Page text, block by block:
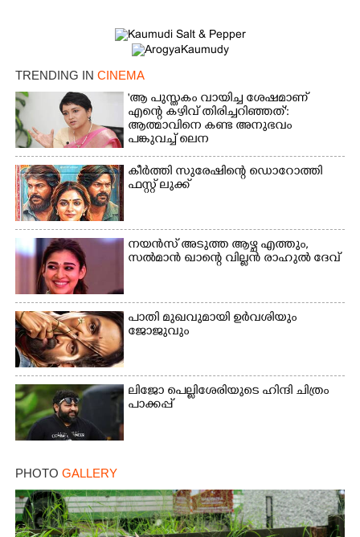
TRENDING IN CINEMA
'ആ പുസ്തകം വായിച്ച ശേഷമാണ്
എന്റെ കഴിവ് തിരിച്ചറിഞ്ഞത്':
ആത്മാവിനെ കണ്ട അനുഭവം
പങ്കുവച്ച് ലെന
കീർത്തി സുരേഷിന്റെ ഡൊറോത്തി
ഫസ്റ്റ് ലുക്ക്
നയൻസ് അടുത്ത ആഴ്ച എത്തും,
സൽമാൻ ഖാന്റെ വില്ലൻ രാഹുൽ ദേവ്
പാതി മുഖവുമായി ഉർവശിയും
ജോജുവും
ലിജോ പെല്ലിശേരിയുടെ ഹിന്ദി ചിത്രം
പാക്കപ്പ്
PHOTO GALLERY